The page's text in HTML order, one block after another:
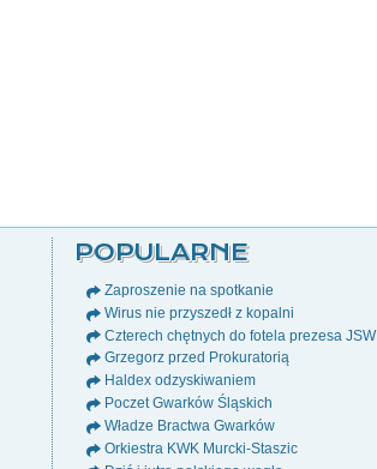
POPULARNE
Zaproszenie na spotkanie
Wirus nie przyszedł z kopalni
Czterech chętnych do fotela prezesa JSW
Grzegorz przed Prokuratorią
Haldex odzyskiwaniem
Poczet Gwarków Śląskich
Władze Bractwa Gwarków
Orkiestra KWK Murcki-Staszic